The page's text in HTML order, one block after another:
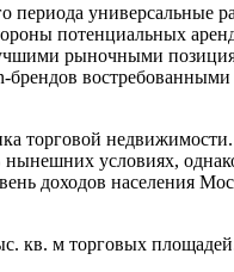
периода
потенциальных
рыночными
торговой
условиях,
доходов населения
кв. м торговых